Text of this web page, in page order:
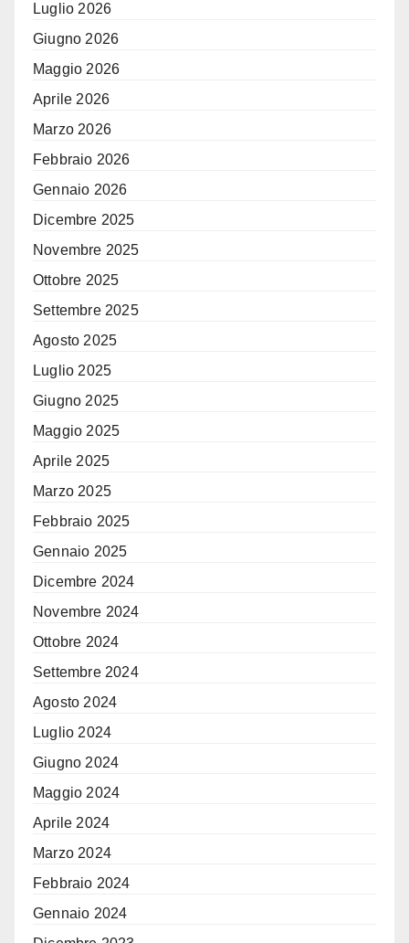
Luglio 2026
Giugno 2026
Maggio 2026
Aprile 2026
Marzo 2026
Febbraio 2026
Gennaio 2026
Dicembre 2025
Novembre 2025
Ottobre 2025
Settembre 2025
Agosto 2025
Luglio 2025
Giugno 2025
Maggio 2025
Aprile 2025
Marzo 2025
Febbraio 2025
Gennaio 2025
Dicembre 2024
Novembre 2024
Ottobre 2024
Settembre 2024
Agosto 2024
Luglio 2024
Giugno 2024
Maggio 2024
Aprile 2024
Marzo 2024
Febbraio 2024
Gennaio 2024